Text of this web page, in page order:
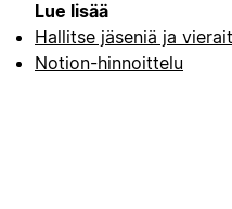
Lue lisää
Hallitse jäseniä ja
Notion-hinnoittelu